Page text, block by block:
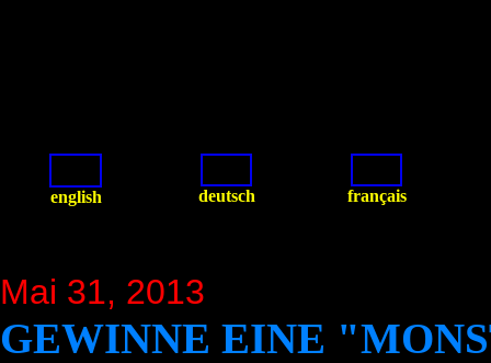
english deutsch français
Mai 31, 2013
GEWINNE EINE